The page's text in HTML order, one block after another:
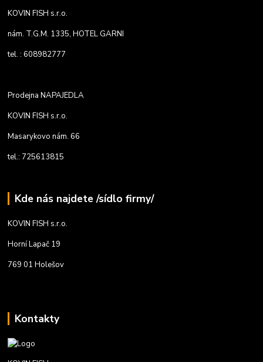
KOVIN FISH s.r.o.
nám. T.G.M. 1335, HOTEL GARNI
tel. : 608982777
Prodejna NAPAJEDLA
KOVIN FISH s.r.o.
Masarykovo nám. 66
tel.: 725613815
Kde nás najdete /sídlo firmy/
KOVIN FISH s.r.o.
Horní Lapač 19
769 01 Holešov
Kontakty